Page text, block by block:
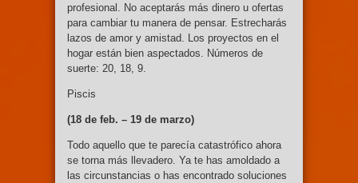
profesional. No aceptarás más dinero u ofertas
para cambiar tu manera de pensar. Estrecharás
lazos de amor y amistad. Los proyectos en el
hogar están bien aspectados. Números de
suerte: 20, 18, 9.
Piscis
(18 de feb. – 19 de marzo)
Todo aquello que te parecía catastrófico ahora
se torna más llevadero. Ya te has amoldado a
las circunstancias o has encontrado soluciones